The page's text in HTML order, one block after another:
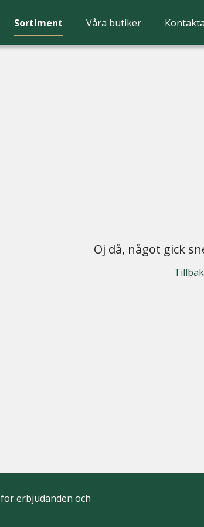
Sortiment Våra butiker
Oj då, något gick
erbjudanden och